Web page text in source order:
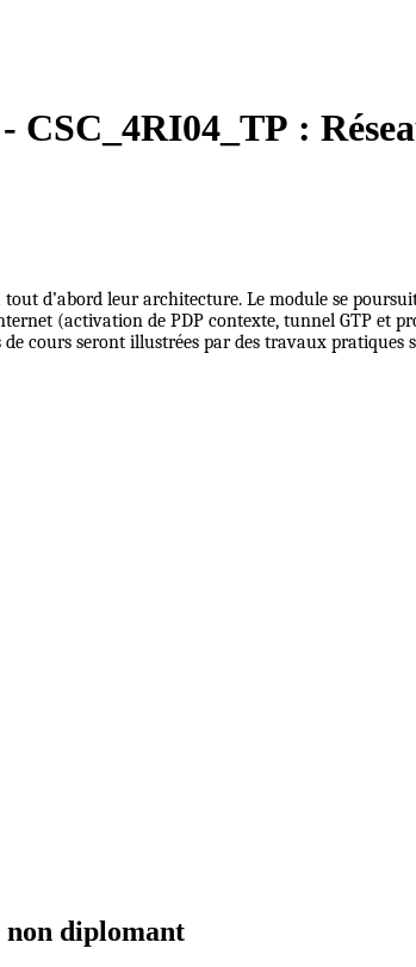
- CSC_4RI04_TP :
d’abord leur architecture. Le module se
(activation de PDP contexte, tunnel GTP et
cours seront illustrées par des travaux pratiques
diplomant